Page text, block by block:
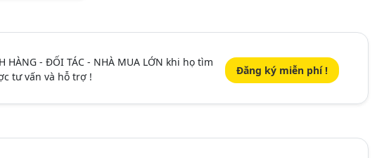
- ĐỐI TÁC - NHÀ MUA LỚN khi họ tìm
tư vấn và hỗ trợ ! Đăng ký miễn phí !